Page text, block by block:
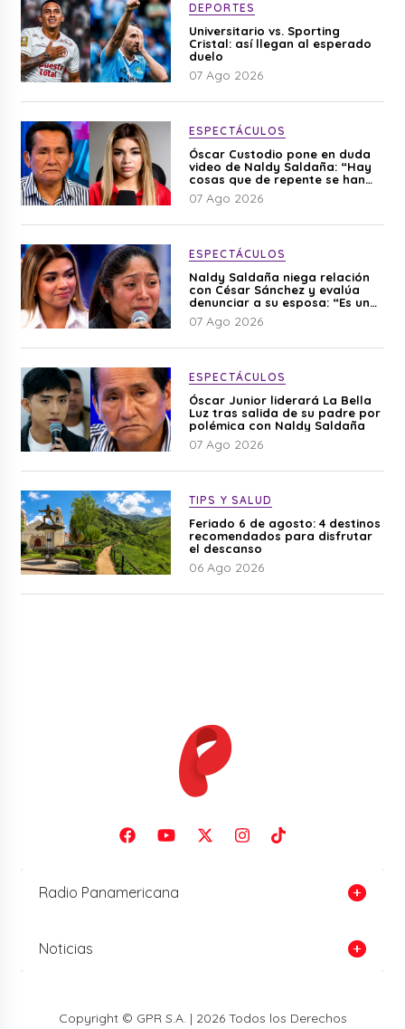
DEPORTES
Universitario vs. Sporting
Cristal: así llegan al esperado
duelo
07 Ago 2026
ESPECTÁCULOS
Óscar Custodio pone en duda
video de Naldy Saldaña: “Hay
cosas que de repente se han
editado”
07 Ago 2026
ESPECTÁCULOS
Naldy Saldaña niega relación
con César Sánchez y evalúa
denunciar a su esposa: “Es una
difamación”
07 Ago 2026
ESPECTÁCULOS
Óscar Junior liderará La Bella
Luz tras salida de su padre por
polémica con Naldy Saldaña
07 Ago 2026
TIPS Y SALUD
Feriado 6 de agosto: 4 destinos
recomendados para disfrutar
el descanso
06 Ago 2026
Radio Panamericana
Noticias
Copyright © GPR S.A. | 2026 Todos los Derechos